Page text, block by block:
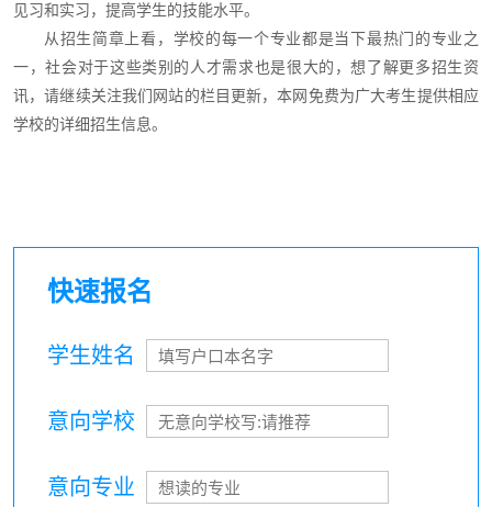
见习和实习，提高学生的技能水平。
从招生简章上看，学校的每一个专业都是当下最热门的专业之
一，社会对于这些类别的人才需求也是很大的，想了解更多招生资
讯，请继续关注我们网站的栏目更新，本网免费为广大考生提供相应
学校的详细招生信息。
快速报名
学生姓名
意向学校
意向专业